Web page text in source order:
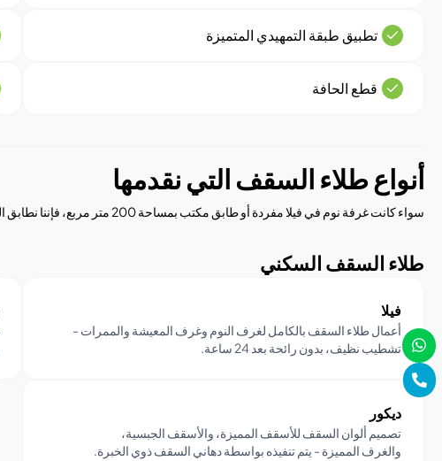
تطبيق طبقة التمهيدي المتميزة
قطع الحافة
أنواع طلاء السقف التي نقدمها
سواء كانت غرفة نوم في فيلا مفردة أو طابق مكتب بمساحة 200 متر مربع، فإننا نطابق الطلاء والتقنية والفريق المناسب للمساحة والجدول الزمني الخاص بك.
طلاء السقف السكني
فيلا
أعمال طلاء السقف بالكامل لغرف النوم وغرف المعيشة والممرات -
تشطيب نظيف، بدون رائحة بعد 24 ساعة.
ديكور
تصميم ألوان السقف للأسقف المميزة، والأسقف الجبسية،
والغرف المميزة - يتم تنفيذه بواسطة دهاني السقف ذوي الخبرة.